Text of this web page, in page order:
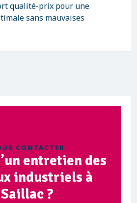
qualité-prix pour une
sans mauvaises
CONTACTER
entretien des
industriels à
Saillac ?